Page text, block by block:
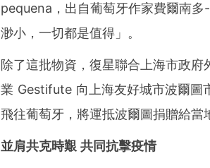
pequena，出自葡萄牙作家費爾南
渺小，一切都是值得」。
除了這批物資，復星聯合上海市政
業 Gestifute 向上海友好城市波爾圖
飛往葡萄牙，將運抵波爾圖捐贈給當
並肩共克時艱 共同抗擊疫情